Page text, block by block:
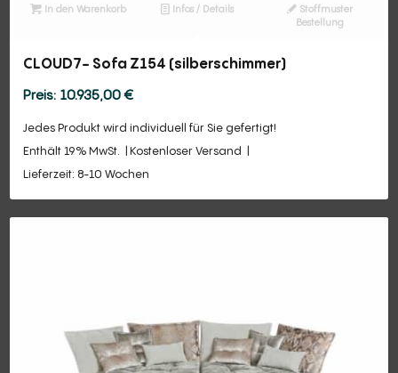
In den Warenkorb Infos / Details
Stoffmuster
Bestellung
CLOUD7- Sofa Z154 (silberschimmer)
10.935,00€
Jedes Produkt wird individuell für Sie gefertigt!
Enthält 19% MwSt.
Kostenloser Versand
Lieferzeit: 8-10 Wochen